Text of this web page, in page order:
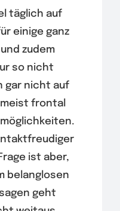
täglich auf
einige ganz
zudem
so nicht
gar nicht auf
meist frontal
ist aber,
belanglosen
geht